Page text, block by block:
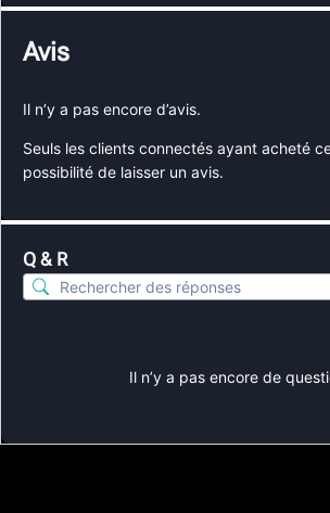
Avis
Il n’y a pas encore d’avis.
Seuls les clients connectés ayant acheté
possibilité de laisser un avis.
Q & R
Il n’y a pas encore de